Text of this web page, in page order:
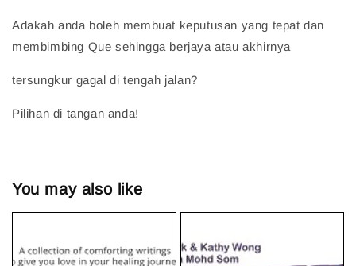
Adakah anda boleh membuat keputusan yang tepat dan
membimbing Que sehingga berjaya atau akhirnya
tersungkur gagal di tengah jalan?
Pilihan di tangan anda!
You may also like